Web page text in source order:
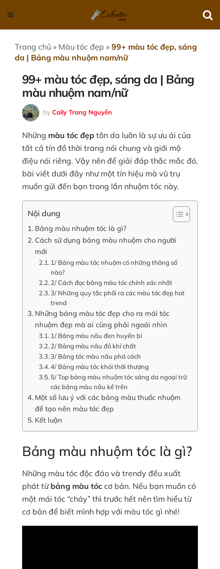
Trang chủ » Màu tóc đẹp » 99+ màu tóc đẹp, sáng
da | Bảng màu nhuộm nam/nữ
99+ màu tóc đẹp, sáng da | Bảng
màu nhuộm nam/nữ
byCaily Trang Nguyễn
Những màu tóc đẹp tôn da luôn là sự ưu ái của
tất cả tín đồ thời trang nói chung và giới mộ
điệu nói riêng. Vậy nên để giải đáp thắc mắc đó,
bài viết dưới đây như một tín hiệu mà vũ trụ
muốn gửi đến bạn trong lần nhuộm tóc này.
Nội dung
Bảng màu nhuộm tóc là gì?
Cách sử dụng bảng màu nhuộm cho người
mới
1/ Bảng màu tóc nhuộm có những thông số
nào?
2/ Cách đọc bảng màu tóc chính xác nhất
3/ Những quy tắc phối ra các màu tóc đẹp hot
trend
Những bảng màu tóc đẹp cho ra mái tóc
nhuộm đẹp mà ai cũng phải ngoái nhìn
1/ Bảng màu nâu đen huyền bí
2/ Bảng màu nâu đỏ khí chất
3/ Bảng tóc màu nâu phá cách
4/ Bảng màu tóc khói thời thượng
5/ Top bảng màu nhuộm tóc sáng da ngoại trừ
các bảng màu nâu kể trên
Một số lưu ý với các bảng màu thuốc nhuộm
để tạo nên màu tóc đẹp
Kết luận
Bảng màu nhuộm tóc là gì?
Những màu tóc độc đáo và trendy đều xuất
phát từ bảng màu tóc cơ bản. Nếu bạn muốn có
một mái tóc “cháy” thì trước hết nên tìm hiểu từ
cơ bản để biết mình hợp với màu tóc gì nhé!